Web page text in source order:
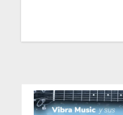
de